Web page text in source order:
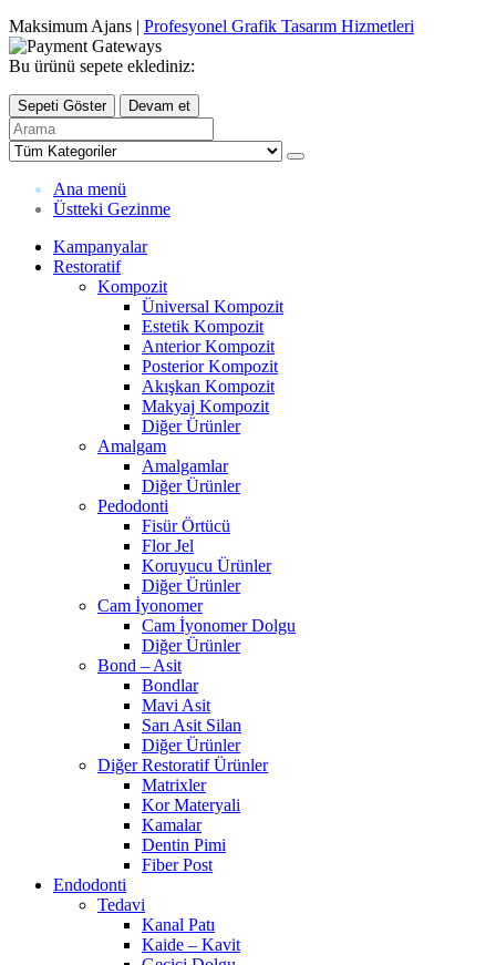
Maksimum Ajans | Profesyonel Grafik Tasarım Hizmetleri
Bu ürünü sepete eklediniz:
Sepeti Göster Devam et
Ana menü
Üstteki Gezinme
Kampanyalar
Restoratif
Kompozit
Üniversal Kompozit
Estetik Kompozit
Anterior Kompozit
Posterior Kompozit
Akışkan Kompozit
Makyaj Kompozit
Diğer Ürünler
Amalgam
Amalgamlar
Diğer Ürünler
Pedodonti
Fisür Örtücü
Flor Jel
Koruyucu Ürünler
Diğer Ürünler
Cam İyonomer
Cam İyonomer Dolgu
Diğer Ürünler
Bond – Asit
Bondlar
Mavi Asit
Sarı Asit Silan
Diğer Ürünler
Diğer Restoratif Ürünler
Matrixler
Kor Materyali
Kamalar
Dentin Pimi
Fiber Post
Endodonti
Tedavi
Kanal Patı
Kaide – Kavit